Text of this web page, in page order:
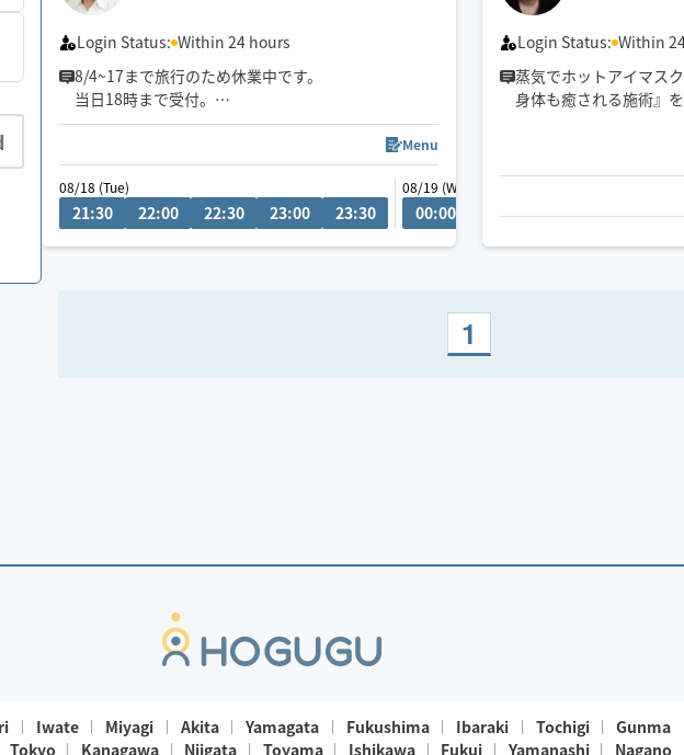
富士市・焼津市へのお伺いは前日までのご予約をお
願いします
Login Status: Within 24 hours
8/4~17まで旅行のため休業中です。
当日18時まで受付。
心身共に癒されたい方専門！開始早々眠りについて
しまう方続出中！極上の快眠に導きます！目覚めは
スッキリ！
口下手ですが、お身体との会話は得意です(笑)お客様
のお身体の状態に寄り添いながら施術致します。
Menu
08/18 (Tue)
21:30 22:00 22:30 23:00 23:30
08/19 (Wed)
00:00 00:30 01:00 21:30
Login Status: Within
蒸気でホットアイマス
身体も癒される施術』
移動は🚗車で向かいま
1
Iwate Miyagi Akita Yamagata Fukushima Ibaraki Tochigi
Gunma
Tokyo Kanagawa Niigata Toyama Ishikawa Fukui Yamanashi Nagano